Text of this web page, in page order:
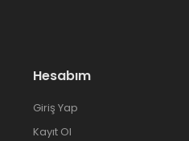
Hesabım
Giriş Yap
Kayıt Ol